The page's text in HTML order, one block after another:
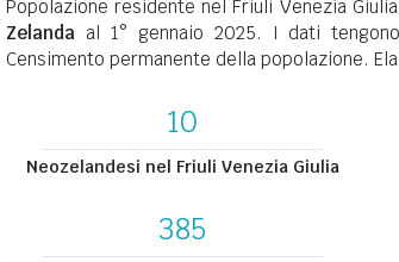
Popolazione residente nel Friuli Venezia
Zelanda al 1° gennaio 2025. I dati
Censimento permanente della popolazione.
10
Neozelandesi nel Friuli Venezia Giulia
385